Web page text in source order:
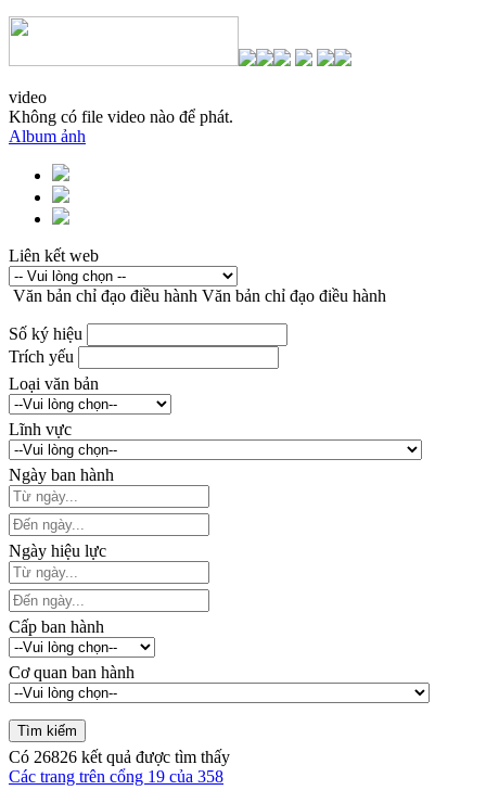
video
Không có file video nào để phát.
Album ảnh
Liên kết web
Văn bản chỉ đạo điều hành Văn bản chỉ đạo điều hành
Số ký hiệu
Trích yếu
Loại văn bản
Lĩnh vực
Ngày ban hành
Ngày hiệu lực
Cấp ban hành
Cơ quan ban hành
Có 26826 kết quả được tìm thấy
Các trang trên cổng 19 của 358